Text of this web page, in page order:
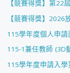
【競賽得獎】第22
【競賽得獎】2026
115學年度個人申
115-1兼任教師 (3D
115學年度申請入